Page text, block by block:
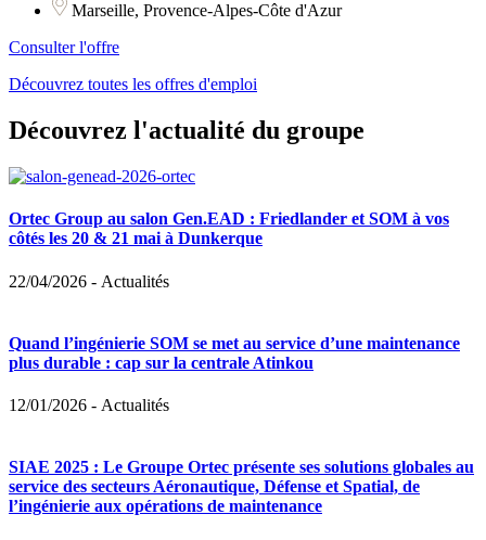
Marseille, Provence-Alpes-Côte d'Azur
Consulter l'offre
Découvrez toutes les offres d'emploi
Découvrez l'actualité du groupe
Ortec Group au salon Gen.EAD : Friedlander et SOM à vos
côtés les 20 & 21 mai à Dunkerque
22/04/2026 - Actualités
Quand l’ingénierie SOM se met au service d’une maintenance
plus durable : cap sur la centrale Atinkou
12/01/2026 - Actualités
SIAE 2025 : Le Groupe Ortec présente ses solutions globales au
service des secteurs Aéronautique, Défense et Spatial, de
l’ingénierie aux opérations de maintenance